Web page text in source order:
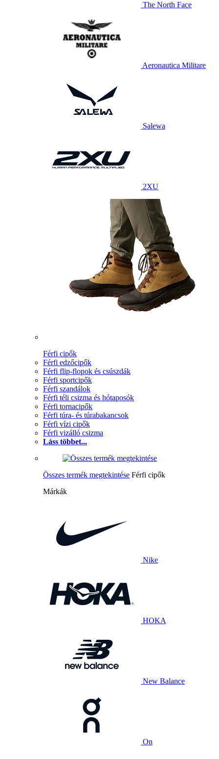
The North Face
Aeronautica Militare
Salewa
2XU
Férfi cipők
Férfi edzőcipők
Férfi flip-flopok és csúszdák
Férfi sportcipők
Férfi szandálok
Férfi téli csizma és hótaposók
Férfi tornacipők
Férfi túra- és túrabakancsok
Férfi vízi cipők
Férfi vizálló csizma
Láss többet...
Összes termék megtekintése Férfi cipők
Márkák
Nike
HOKA
New Balance
On